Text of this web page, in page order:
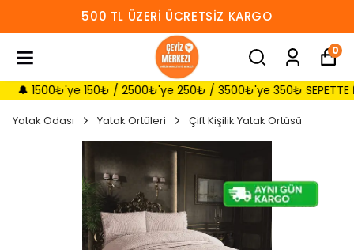
500 TL ÜZERI ÜCRETSIZ KARGO
0
150₺ / 2500₺'ye 250₺ / 3500₺'ye 350₺ SEPETTE İNDİRİM
Yatak Odası Yatak Örtüleri Çift Kişilik Yatak Örtüsü